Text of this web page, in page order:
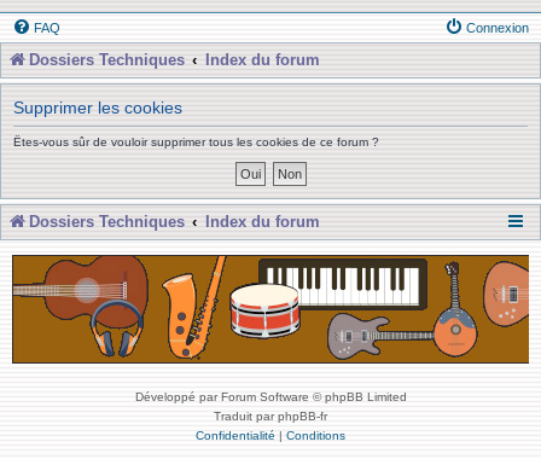
FAQ Connexion
Dossiers Techniques Index du forum
Supprimer les cookies
Êtes-vous sûr de vouloir supprimer tous les cookies de ce forum ?
Dossiers Techniques Index du forum
Développé par Forum Software © phpBB Limited
Traduit par phpBB-fr
Confidentialité | Conditions